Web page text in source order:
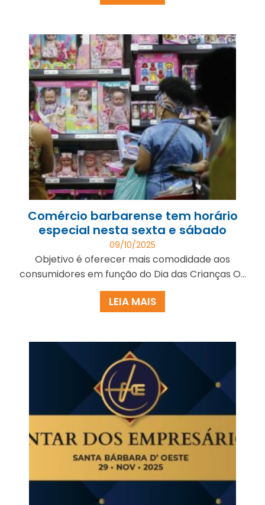
Comércio barbarense tem horário
especial nesta sexta e sábado
09/10/2025
Objetivo é oferecer mais comodidade aos
consumidores em função do Dia das Crianças O...
LEIA MAIS